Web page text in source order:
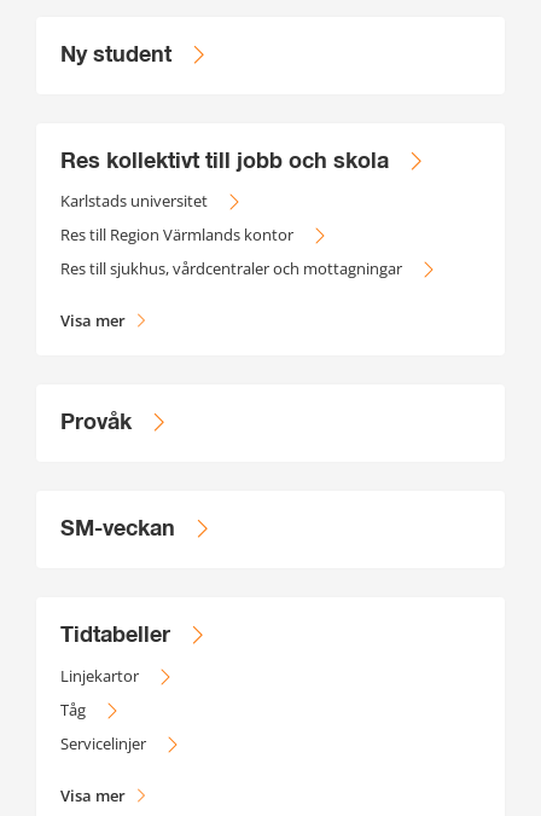
Ny student
Res kollektivt till jobb och skola
Karlstads universitet
Res till Region Värmlands kontor
Res till sjukhus, vårdcentraler och mottagningar
Visa mer
Provåk
SM-veckan
Tidtabeller
Linjekartor
Tåg
Servicelinjer
Visa mer